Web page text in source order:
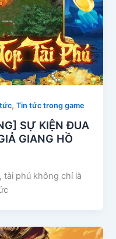
,Tin tức trong game
SỰ KIỆN ĐUA
GIANG HỒ
tài phú không chỉ là